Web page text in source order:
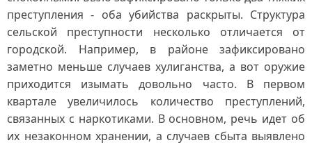
преступления - оба убийства раскрыты. Структура
сельской преступности несколько отличается от
городской. Например, в районе зафиксировано
заметно меньше случаев хулиганства, а вот оружие
приходится изымать довольно часто. В первом
квартале увеличилось количество преступлений,
связанных с наркотиками. В основном, речь идет об
их незаконном хранении, а случаев сбыта выявлено